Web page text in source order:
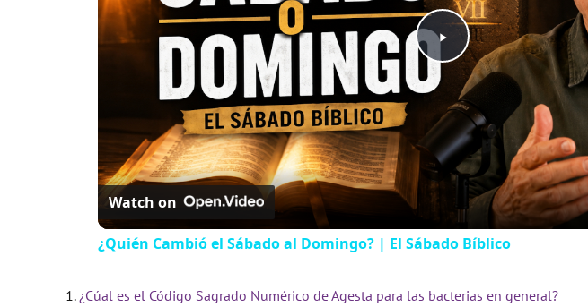
Play
Video
Watch on
¿Quién Cambió el Sábado al Domingo? | El Sábado Bíblico
¿Cúal es el Código Sagrado Numérico de Agesta para las bacterias en general?